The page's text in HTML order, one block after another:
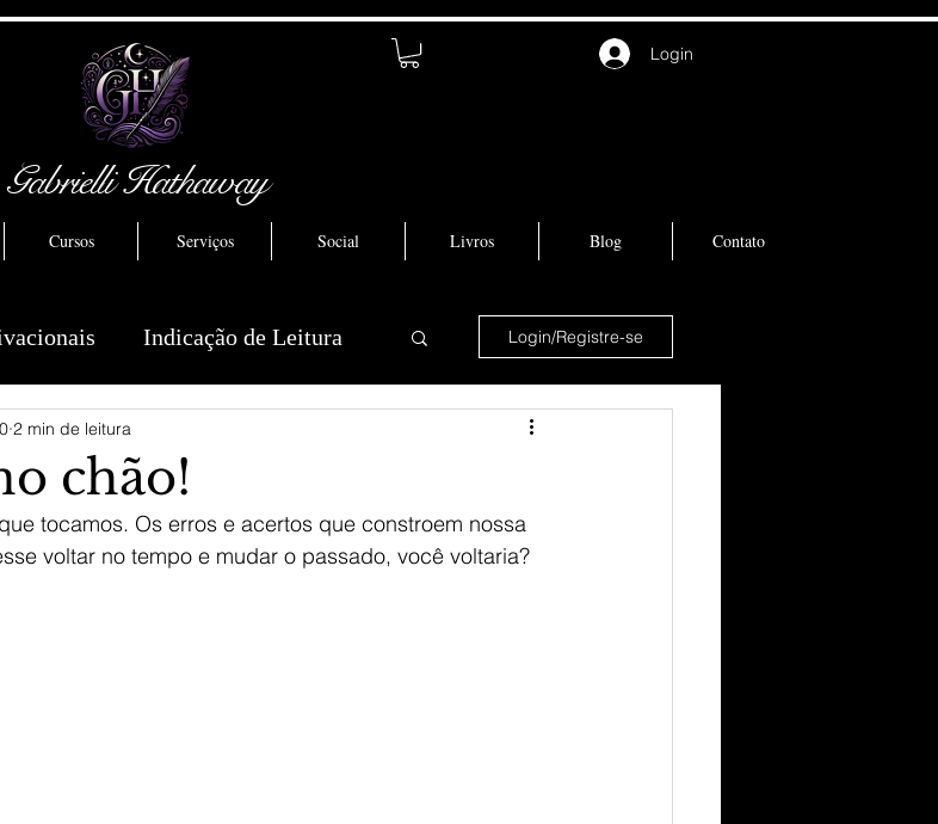
Gabrielli Hathaway
Login
Cursos Serviços Social Livros Blog Contato
Indicação de Leitura Login/Registre-se
chão!
2 min de leitura
tocamos. Os erros e acertos que constroem nossa
voltar no tempo e mudar o passado, você voltaria?